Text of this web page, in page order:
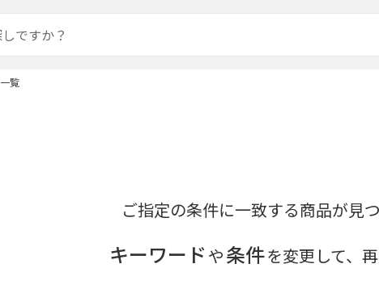
一覧
ご指定の条件に一致する商品が見
キーワードや条件を変更して、